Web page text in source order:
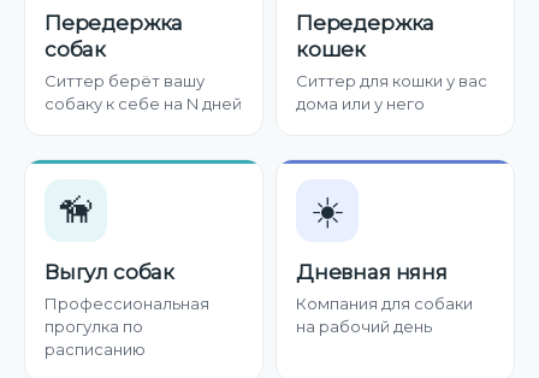
Передержка
собак
Ситтер берёт вашу
собаку к себе на N дней
Передержка
кошек
Ситтер для кошки у вас
дома или у него
🦮
Выгул собак
Профессиональная
прогулка по
расписанию
☀️
Дневная няня
Компания для собаки
на рабочий день